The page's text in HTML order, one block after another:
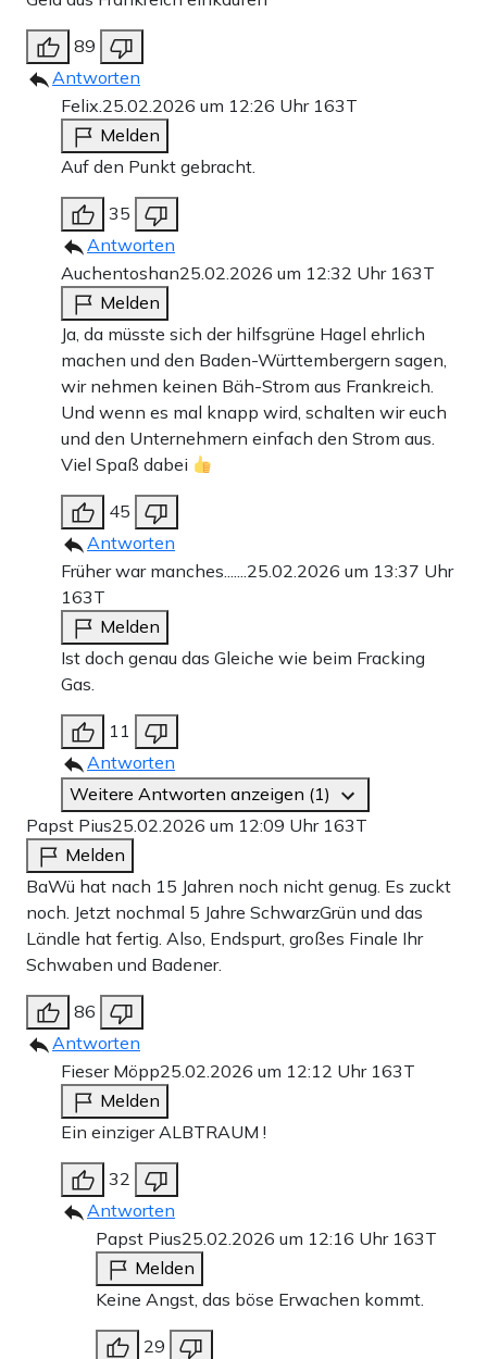
89
Antworten
Felix.25.02.2026 um 12:26 Uhr 163T
Melden
Auf den Punkt gebracht.
35
Antworten
Auchentoshan25.02.2026 um 12:32 Uhr 163T
Melden
Ja, da müsste sich der hilfsgrüne Hagel ehrlich
machen und den Baden-Württembergern sagen,
wir nehmen keinen Bäh-Strom aus Frankreich.
Und wenn es mal knapp wird, schalten wir euch
und den Unternehmern einfach den Strom aus.
Viel Spaß dabei
45
Antworten
Früher war manches.......25.02.2026 um 13:37 Uhr
163T
Melden
Ist doch genau das Gleiche wie beim Fracking
Gas.
11
Antworten
Weitere Antworten anzeigen (1)
Papst Pius25.02.2026 um 12:09 Uhr 163T
Melden
BaWü hat nach 15 Jahren noch nicht genug. Es zuckt
noch. Jetzt nochmal 5 Jahre SchwarzGrün und das
Ländle hat fertig. Also, Endspurt, großes Finale Ihr
Schwaben und Badener.
86
Antworten
Fieser Möpp25.02.2026 um 12:12 Uhr 163T
Melden
Ein einziger ALBTRAUM !
32
Antworten
Papst Pius25.02.2026 um 12:16 Uhr 163T
Melden
Keine Angst, das böse Erwachen kommt.
29